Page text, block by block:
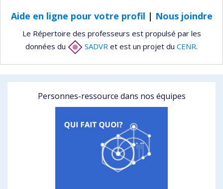
Aide en ligne pour votre profil | Nous joindre
Le Répertoire des professeurs est propulsé par les
données du
SADVR et est un projet du CENR.
Personnes-ressource dans nos équipes